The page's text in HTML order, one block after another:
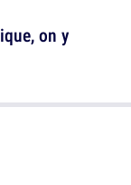
on y